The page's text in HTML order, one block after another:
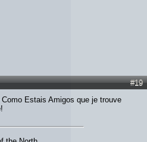
#19
Estais Amigos que je trouve